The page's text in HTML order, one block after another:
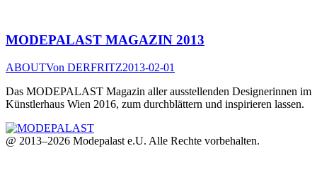
MODEPALAST MAGAZIN 2013
ABOUTVon DERFRITZ2013-02-01
Das MODEPALAST Magazin aller ausstellenden Designerinnen im
Künstlerhaus Wien 2016, zum durchblättern und inspirieren lassen.
@ 2013–2026 Modepalast e.U. Alle Rechte vorbehalten.